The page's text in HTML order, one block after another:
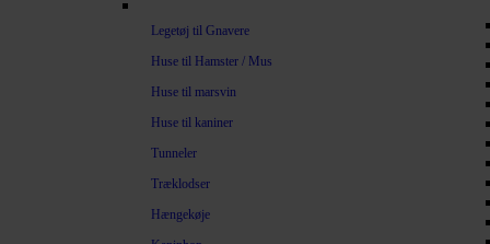
Legetøj til Gnavere
Huse til Hamster / Mus
Huse til marsvin
Huse til kaniner
Tunneler
Træklodser
Hængekøje